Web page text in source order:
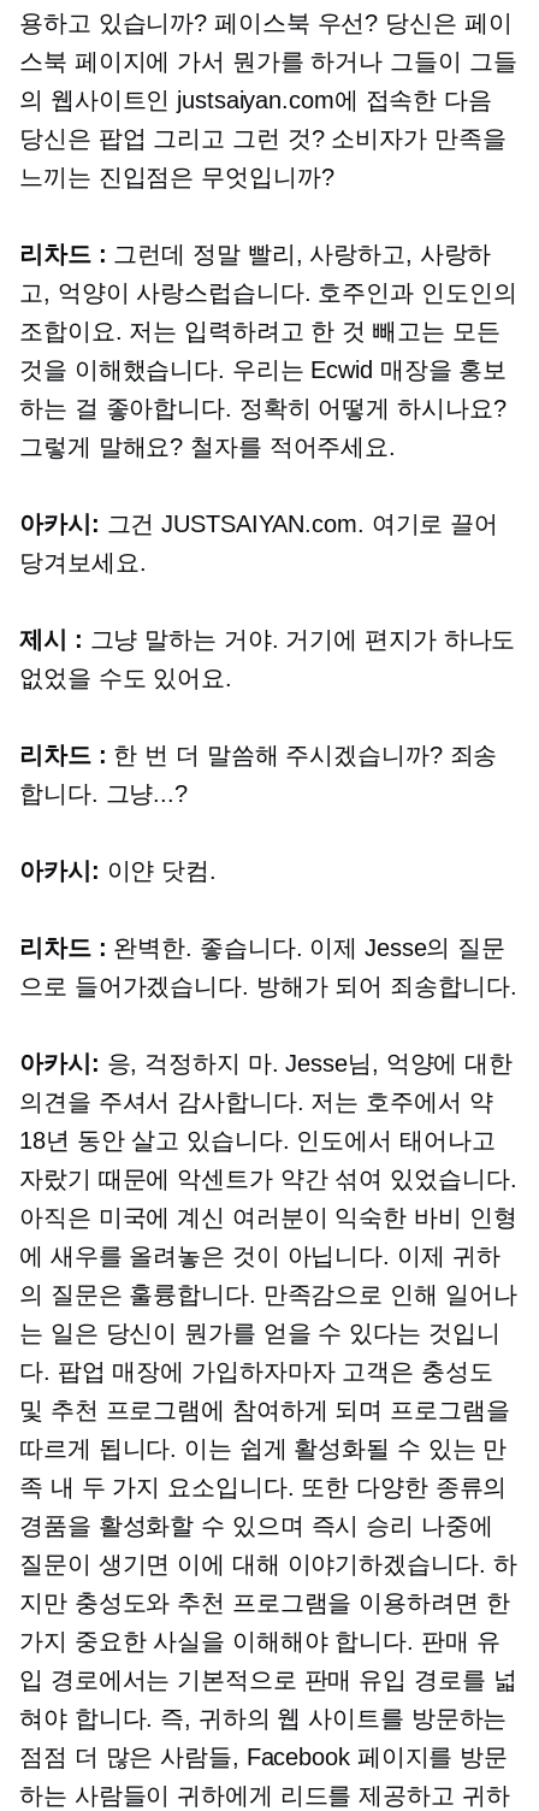
용하고 있습니까? 페이스북 우선? 당신은 페이
스북 페이지에 가서 뭔가를 하거나 그들이 그들
의 웹사이트인 justsaiyan.com에 접속한 다음
당신은 팝업 그리고 그런 것? 소비자가 만족을
느끼는 진입점은 무엇입니까?
리차드 : 그런데 정말 빨리, 사랑하고, 사랑하
고, 억양이 사랑스럽습니다. 호주인과 인도인의
조합이요. 저는 입력하려고 한 것 빼고는 모든
것을 이해했습니다. 우리는 Ecwid 매장을 홍보
하는 걸 좋아합니다. 정확히 어떻게 하시나요?
그렇게 말해요? 철자를 적어주세요.
아카시: 그건JUSTSAIYAN.com. 여기로 끌어
당겨보세요.
제시 : 그냥 말하는 거야. 거기에 편지가 하나도
없었을 수도 있어요.
리차드 : 한 번 더 말씀해 주시겠습니까? 죄송
합니다. 그냥...?
아카시: 이얀 닷컴.
리차드 : 완벽한. 좋습니다. 이제 Jesse의 질문
으로 들어가겠습니다. 방해가 되어 죄송합니다.
아카시: 응, 걱정하지 마. Jesse님, 억양에 대한
의견을 주셔서 감사합니다. 저는 호주에서 약
18년 동안 살고 있습니다. 인도에서 태어나고
자랐기 때문에 악센트가 약간 섞여 있었습니다.
아직은 미국에 계신 여러분이 익숙한 바비 인형
에 새우를 올려놓은 것이 아닙니다. 이제 귀하
의 질문은 훌륭합니다. 만족감으로 인해 일어나
는 일은 당신이 뭔가를 얻을 수 있다는 것입니
다. 팝업 매장에 가입하자마자 고객은 충성도
및 추천 프로그램에 참여하게 되며 프로그램을
따르게 됩니다. 이는 쉽게 활성화될 수 있는 만
족 내 두 가지 요소입니다. 또한 다양한 종류의
경품을 활성화할 수 있으며 즉시 승리
나중에
질문이 생기면 이에 대해 이야기하겠습니다. 하
지만 충성도와 추천 프로그램을 이용하려면 한
가지 중요한 사실을 이해해야 합니다. 판매 유
입 경로에서는 기본적으로 판매 유입 경로를 넓
혀야 합니다. 즉, 귀하의 웹 사이트를 방문하는
점점 더 많은 사람들, Facebook 페이지를 방문
하는 사람들이 귀하에게 리드를 제공하고 귀하